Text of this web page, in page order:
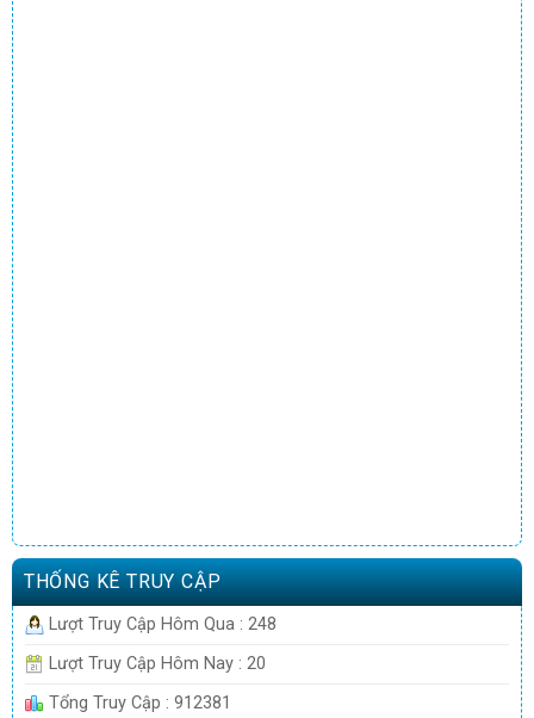
THỐNG KÊ TRUY CẬP
Lượt Truy Cập Hôm Qua : 248
Lượt Truy Cập Hôm Nay : 20
Tổng Truy Cập : 912381